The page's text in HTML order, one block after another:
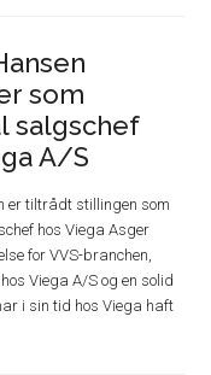
som
salgschef
A/S
er tiltrådt stillingen som
hos Viega Asger
for VVS-branchen,
Viega A/S og en solid
i sin tid hos Viega haft